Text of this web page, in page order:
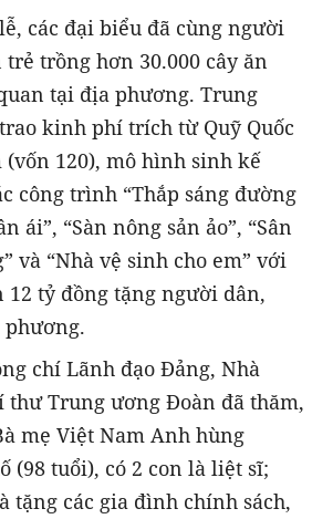
các đại biểu đã cùng người
trẻ trồng hơn 30.000 cây ăn
tại địa phương. Trung
kinh phí trích từ Quỹ Quốc
(vốn 120), mô hình sinh kế
công trình “Thắp sáng đường
ái”, “Sàn nông sản ảo”, “Sân
và “Nhà vệ sinh cho em” với
12 tỷ đồng tặng người dân,
chí Lãnh đạo Đảng, Nhà
thư Trung ương Đoàn đã thăm,
mẹ Việt Nam Anh hùng
(98 tuổi), có 2 con là liệt sĩ;
tặng các gia đình chính sách,